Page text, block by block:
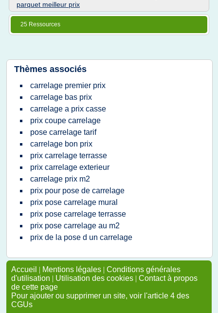
parquet meilleur prix
25 Ressources
Thèmes associés
carrelage premier prix
carrelage bas prix
carrelage a prix casse
prix coupe carrelage
pose carrelage tarif
carrelage bon prix
prix carrelage terrasse
prix carrelage exterieur
carrelage prix m2
prix pour pose de carrelage
prix pose carrelage mural
prix pose carrelage terrasse
prix pose carrelage au m2
prix de la pose d un carrelage
Accueil | Mentions légales | Conditions générales
d'utilisation | Utilisation des cookies | Contact à propos
de cette page
Pour ajouter ou supprimer un site, voir l'article 4 des
CGUs